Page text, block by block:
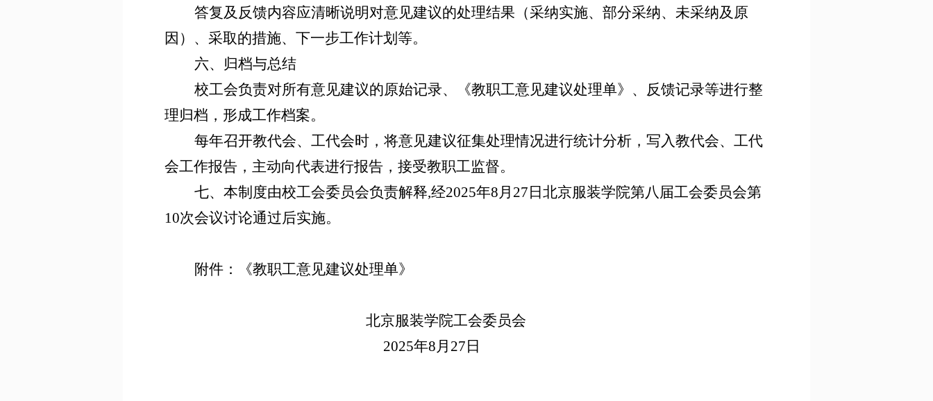
答复及反馈内容应清晰说明对意见建议的处理结果（采纳实施、部分采纳、未采纳及原
因）、采取的措施、下一步工作计划等。
六、归档与总结
校工会负责对所有意见建议的原始记录、《教职工意见建议处理单》、反馈记录等进行整
理归档，形成工作档案。
每年召开教代会、工代会时，将意见建议征集处理情况进行统计分析，写入教代会、工代
会工作报告，主动向代表进行报告，接受教职工监督。
七、本制度由校工会委员会负责解释,经2025年8月27日北京服装学院第八届工会委员会第
10次会议讨论通过后实施。
附件：《教职工意见建议处理单》
北京服装学院工会委员会
2025年8月27日